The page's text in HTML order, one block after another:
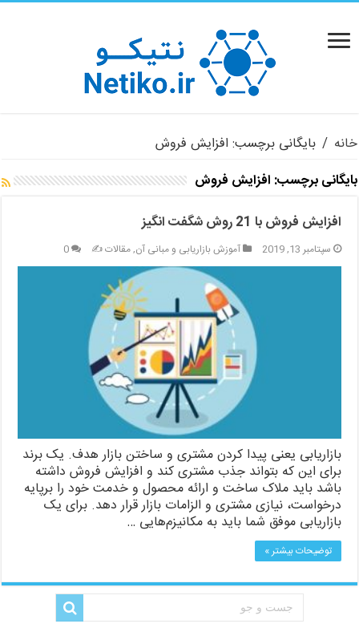
خانه / بایگانی برچسب: افزایش فروش
بایگانی برچسب: افزایش فروش
افزایش فروش با 21 روش شگفت انگیز
سپتامبر 13, 2019 آموزش بازاریابی و مبانی آن,مقالات ✍️ 0
بازاریابی یعنی پیدا کردن مشتری و ساختن بازار هدف. یک برند
برای این که بتواند جذب مشتری کند و افزایش فروش داشته
باشد باید ملاک ساخت و ارائه محصول و خدمت خود را برپایه
درخواست، نیازی مشتری و الزامات بازار قرار دهد. برای یک
بازاریابی موفق شما باید به مکانیزم‌هایی …
توضیحات بیشتر »